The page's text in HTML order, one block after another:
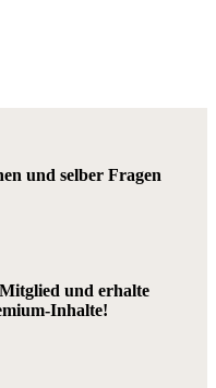
und selber Fragen
und erhalte
Inhalte!